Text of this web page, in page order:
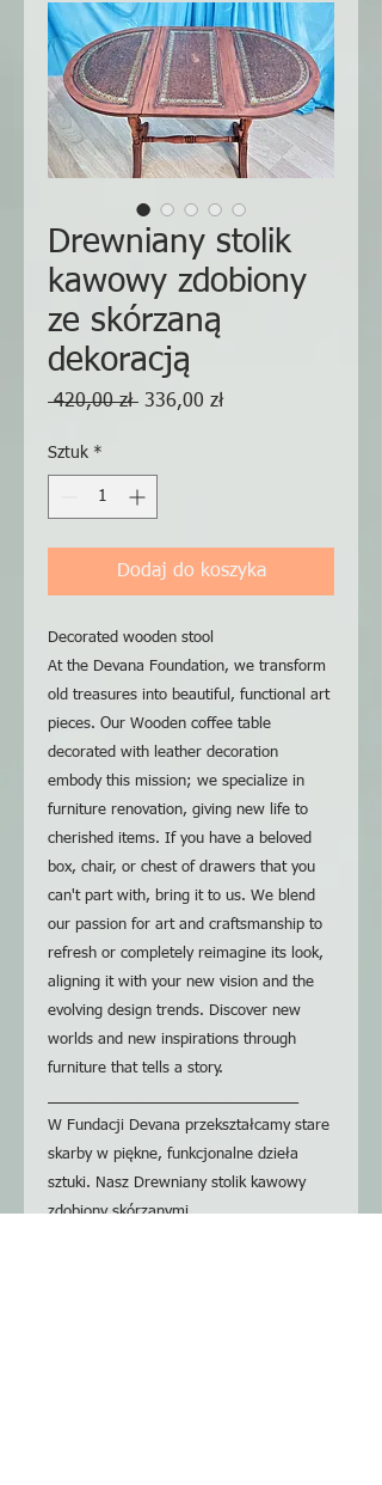
Drewniany stolik
kawowy zdobiony
ze skórzaną
dekoracją
420,00 zł Regularna
336,00 złCena
Sztuk *
Dodaj do koszyka
Decorated wooden stool
At the Devana Foundation, we transform
old treasures into beautiful, functional art
pieces. Our Wooden coffee table
decorated with leather decoration
embody this mission; we specialize in
furniture renovation, giving new life to
cherished items. If you have a beloved
box, chair, or chest of drawers that you
can't part with, bring it to us. We blend
our passion for art and craftsmanship to
refresh or completely reimagine its look,
aligning it with your new vision and the
evolving design trends. Discover new
worlds and new inspirations through
furniture that tells a story.
W Fundacji Devana przekształcamy stare
skarby w piękne, funkcjonalne dzieła
sztuki. Nasz Drewniany stolik kawowy
zdobiony skórzanymi